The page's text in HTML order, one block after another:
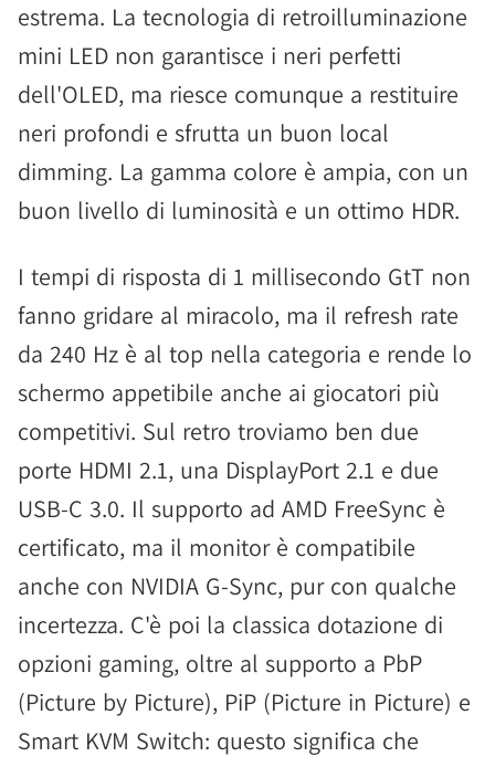
estrema. La tecnologia di retroilluminazione
mini LED non garantisce i neri perfetti
dell'OLED, ma riesce comunque a restituire
neri profondi e sfrutta un buon local
dimming. La gamma colore è ampia, con un
buon livello di luminosità e un ottimo HDR.
I tempi di risposta di 1 millisecondo GtT non
fanno gridare al miracolo, ma il refresh rate
da 240 Hz è al top nella categoria e rende lo
schermo appetibile anche ai giocatori più
competitivi. Sul retro troviamo ben due
porte HDMI 2.1, una DisplayPort 2.1 e due
USB-C 3.0. Il supporto ad AMD FreeSync è
certificato, ma il monitor è compatibile
anche con NVIDIA G-Sync, pur con qualche
incertezza. C'è poi la classica dotazione di
opzioni gaming, oltre al supporto a PbP
(Picture by Picture), PiP (Picture in Picture) e
Smart KVM Switch: questo significa che